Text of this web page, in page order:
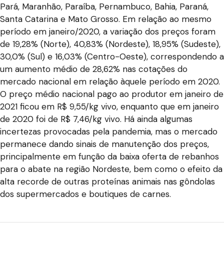
Pará, Maranhão, Paraíba, Pernambuco, Bahia, Paraná,
Santa Catarina e Mato Grosso. Em relação ao mesmo
período em janeiro/2020, a variação dos preços foram
de 19,28% (Norte), 40,83% (Nordeste), 18,95% (Sudeste),
30,0% (Sul) e 16,03% (Centro-Oeste), correspondendo a
um aumento médio de 28,62% nas cotações do
mercado nacional em relação àquele período em 2020.
O preço médio nacional pago ao produtor em janeiro de
2021 ficou em R$ 9,55/kg vivo, enquanto que em janeiro
de 2020 foi de R$ 7,46/kg vivo. Há ainda algumas
incertezas provocadas pela pandemia, mas o mercado
permanece dando sinais de manutenção dos preços,
principalmente em função da baixa oferta de rebanhos
para o abate na região Nordeste, bem como o efeito da
alta recorde de outras proteínas animais nas gôndolas
dos supermercados e boutiques de carnes.